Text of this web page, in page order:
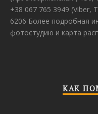
+38 067 765 3949 (Viber,
6206 Более подробная
фотостудию и карта
КАК